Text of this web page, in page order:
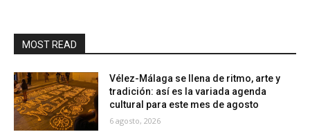
MOST READ
Vélez-Málaga se llena de ritmo, arte y
tradición: así es la variada agenda
cultural para este mes de agosto
6 agosto, 2026